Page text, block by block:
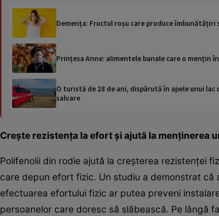
Demența: Fructul roșu care produce
Prinţesa Anne: alimentele banale care o menţin
O turistă de 28 de ani, dispărută în apele unui
salvare
Crește rezistența la efort și ajută la menținerea
Polifenolii din rodie ajută la creșterea rezistenței
care depun efort fizic. Un studiu a demonstrat
efectuarea efortului fizic ar putea preveni
persoanelor care doresc să slăbească. Pe lângă